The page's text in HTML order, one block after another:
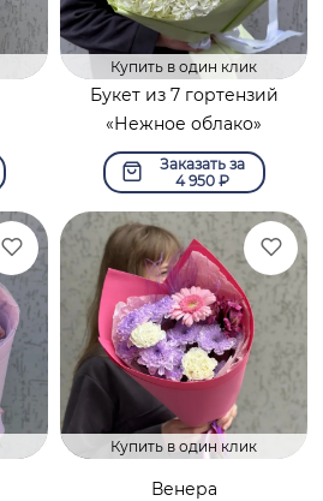
Купить в один клик
Букет из 7 гортензий
«Нежное облако»
Заказать за
4 950₽
Купить в один клик
Венера